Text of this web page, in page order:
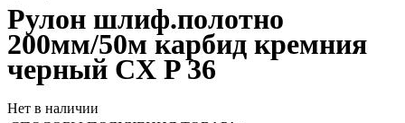
Рулон шлиф.полотно
200мм/50м карбид кремния
черный CX P 36
Нет в наличии